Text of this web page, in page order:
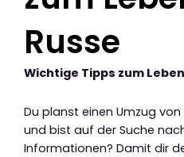
Russe
Wichtige Tipps zum
Du planst einen Umzug
und bist auf der Suche
Informationen? Damit dir